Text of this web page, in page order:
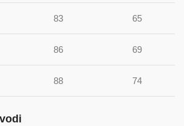
83 65
86 69
88 74